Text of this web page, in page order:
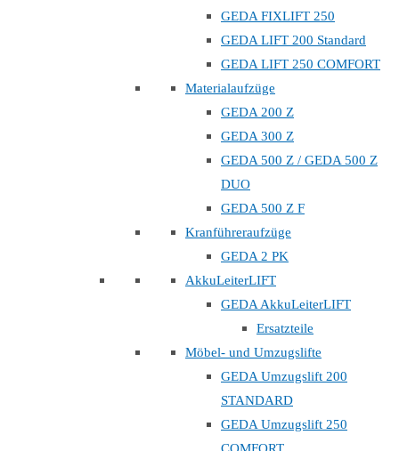
GEDA FIXLIFT 250
GEDA LIFT 200 Standard
GEDA LIFT 250 COMFORT
Materialaufzüge
GEDA 200 Z
GEDA 300 Z
GEDA 500 Z / GEDA 500 Z
DUO
GEDA 500 Z F
Kranführeraufzüge
GEDA 2 PK
AkkuLeiterLIFT
GEDA AkkuLeiterLIFT
Ersatzteile
Möbel- und Umzugslifte
GEDA Umzugslift 200
STANDARD
GEDA Umzugslift 250